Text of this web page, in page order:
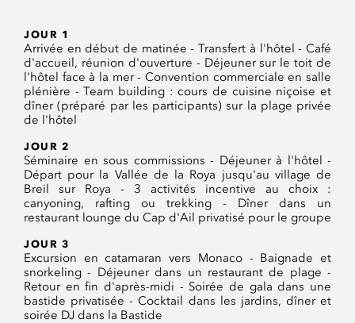
JOUR 1
Arrivée en début de matinée - Transfert à l'hôtel - Café
d'accueil, réunion d'ouverture - Déjeuner sur le toit de
l'hôtel face à la mer - Convention commerciale en salle
plénière - Team building : cours de cuisine niçoise et
dîner (préparé par les participants) sur la plage privée
de l'hôtel
JOUR 2
Séminaire en sous commissions - Déjeuner à l'hôtel -
Départ pour la Vallée de la Roya jusqu'au village de
Breil sur Roya - 3 activités incentive au choix :
canyoning, rafting ou trekking - Dîner dans un
restaurant lounge du Cap d'Ail privatisé pour le groupe
JOUR 3
Excursion en catamaran vers Monaco - Baignade et
snorkeling - Déjeuner dans un restaurant de plage -
Retour en fin d'après-midi - Soirée de gala dans une
bastide privatisée - Cocktail dans les jardins, dîner et
soirée DJ dans la Bastide